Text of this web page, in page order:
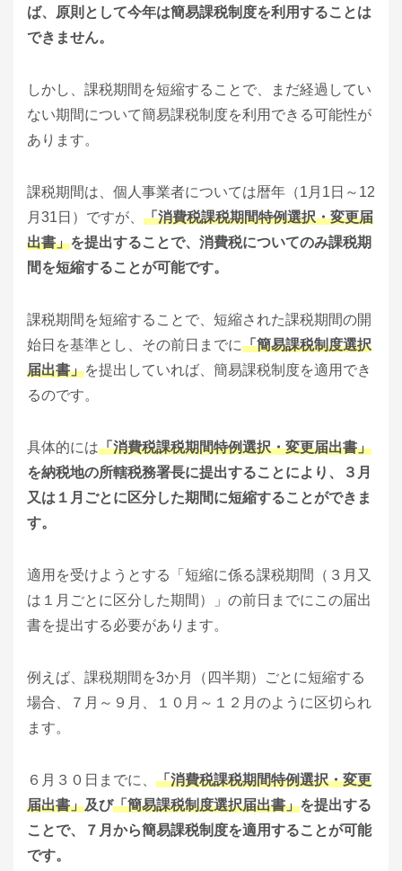
ば、原則として今年は簡易課税制度を利用することは
できません。
しかし、課税期間を短縮することで、まだ経過してい
ない期間について簡易課税制度を利用できる可能性が
あります。
課税期間は、個人事業者については暦年（1月1日～12
月31日）ですが、 「消費税課税期間特例選択・変更届
出書」を提出することで、消費税についてのみ課税期
間を短縮することが可能です。
課税期間を短縮することで、短縮された課税期間の開
始日を基準とし、その前日までに「簡易課税制度選択
届出書」を提出していれば、簡易課税制度を適用でき
るのです。
具体的には「消費税課税期間特例選択・変更届出書」
を納税地の所轄税務署長に提出することにより、３月
又は１月ごとに区分した期間に短縮することができま
す。
適用を受けようとする「短縮に係る課税期間（３月又
は１月ごとに区分した期間）」の前日までにこの届出
書を提出する必要があります。
例えば、課税期間を3か月（四半期）ごとに短縮する
場合、７月～９月、１０月～１２月のように区切られ
ます。
６月３０日までに、 「消費税課税期間特例選択・変更
届出書」及び「簡易課税制度選択届出書」を提出する
ことで、７月から簡易課税制度を適用することが可能
です。